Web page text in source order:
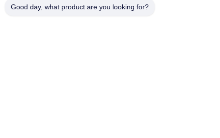
Good day, what product are you looking for?